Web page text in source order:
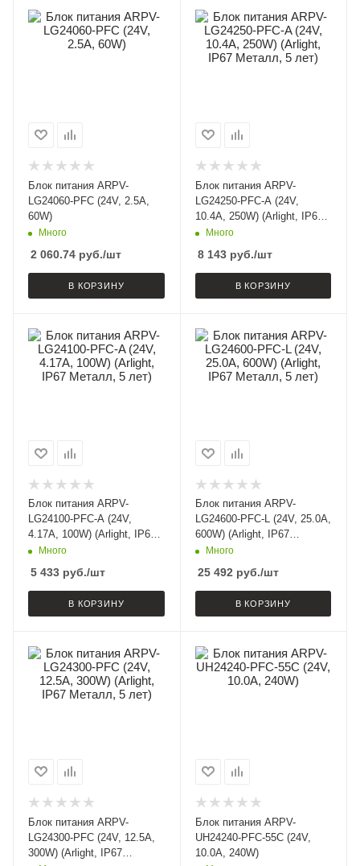
Блок питания ARPV-
LG24060-PFC (24V, 2.5A,
60W)
Много
2 060.74 руб./шт
В КОРЗИНУ
Блок питания ARPV-
LG24250-PFC-A (24V,
10.4A, 250W) (Arlight, IP67
Металл, 5 лет)
Много
8 143руб./шт
В КОРЗИНУ
Блок питания ARPV-
LG24100-PFC-A (24V,
4.17A, 100W) (Arlight, IP67
Металл, 5 лет)
Много
5 433 руб./шт
В КОРЗИНУ
Блок питания ARPV-
LG24600-PFC-L (24V, 25.0A,
600W) (Arlight, IP67
Металл, 5 лет)
Много
25 492 руб./шт
В КОРЗИНУ
Блок питания ARPV-
LG24300-PFC (24V, 12.5A,
300W) (Arlight, IP67
Блок питания ARPV-
UH24240-PFC-55C (24V,
10.0A, 240W)